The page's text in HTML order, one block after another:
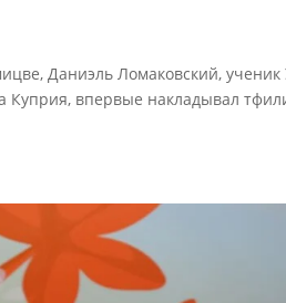
Даниэль Ломаковский,
Куприя, впервые накладывал